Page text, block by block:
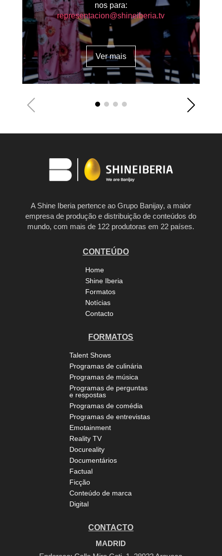
nos para:
representacion@shineiberia.tv
Ver mais
A Shine Iberia pertence ao Grupo Banijay, a maior
empresa de produção e distribuição de conteúdos do
mundo, com mais de 122 produtoras em 22 países.
CONTEÚDO
Home
Shine Iberia
Formatos
Notícias
Contacto
FORMATOS
Talent Shows
Programas de culinária
Programas de música
Programas de perguntas
e respostas
Programas de comédia
Programas de entrevistas
Emotainment
Reality TV
Docureality
Documentários
Factual
Ficção
Conteúdo de marca
Digital
CONTACTO
MADRID